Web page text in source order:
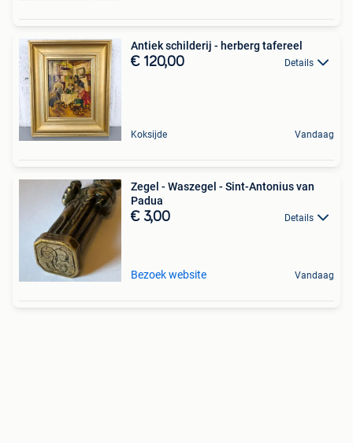
Antiek schilderij - herberg tafereel
€ 120,00 Details
Koksijde Vandaag
Zegel - Waszegel - Sint-Antonius van
Padua
€ 3,00 Details
Bezoek website Vandaag